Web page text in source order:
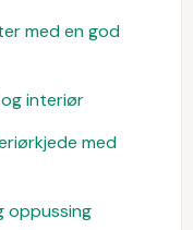
med en god
interiør
med
oppussing